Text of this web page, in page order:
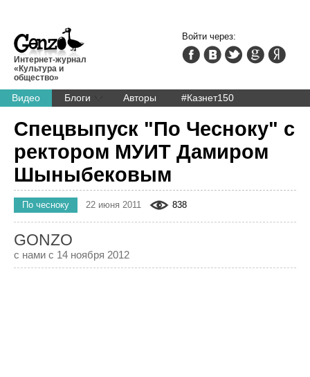
Интернет-журнал
«Культура и
общество»
Видео Блоги Авторы #Казнет150
Войти через:
Спецвыпуск "По Чесноку" с
ректором МУИТ Дамиром
Шыныбековым
По чесноку 22 июня 2011 838
GONZO
с нами с 14 ноября 2012